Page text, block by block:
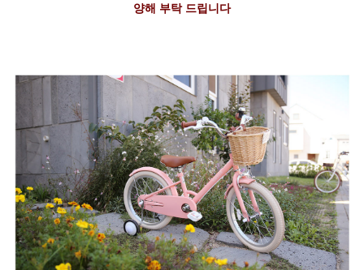
양해 부탁 드립니다